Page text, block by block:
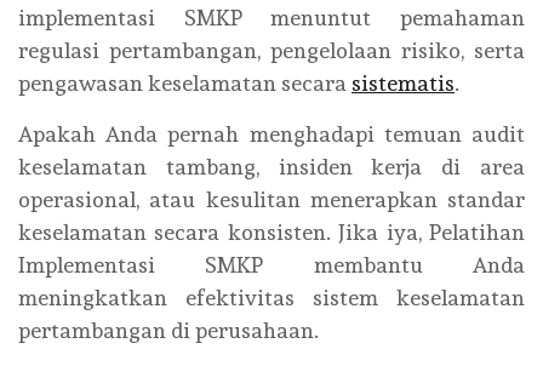
implementasi SMKP menuntut pemahaman
regulasi pertambangan, pengelolaan risiko, serta
pengawasan keselamatan secara sistematis.
Apakah Anda pernah menghadapi temuan audit
keselamatan tambang, insiden kerja di area
operasional, atau kesulitan menerapkan standar
keselamatan secara konsisten. Jika iya, Pelatihan
Implementasi SMKP membantu Anda
meningkatkan efektivitas sistem keselamatan
pertambangan di perusahaan.